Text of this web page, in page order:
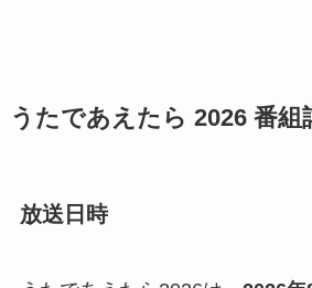
うたであえたら 2026 番組
放送日時